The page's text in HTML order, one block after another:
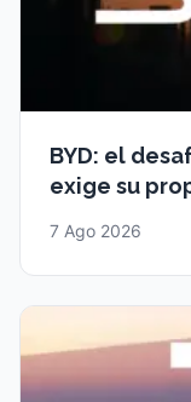
BYD: el
exige su
7 Ago 2026